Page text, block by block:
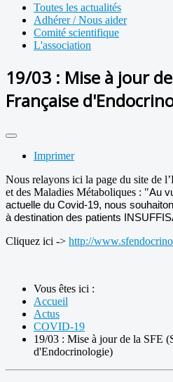
Toutes les actualités
Adhérer / Nous aider
Comité scientifique
L'association
19/03 : Mise à jour
Française
Imprimer
Nous relayons ici la page du site de
et des Maladies Métaboliques : "Au
actuelle du Covid-19, nous
à destination des patients
Cliquez ici -> http://
Vous êtes ici :
Accueil
Actus
COVID-19
19/03 : Mise à jour de la SFE
d'Endocrinologie)